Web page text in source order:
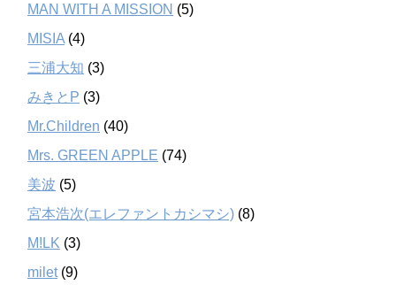
MAN WITH A MISSION (5)
MISIA (4)
三浦大知 (3)
みきとP (3)
Mr.Children (40)
Mrs. GREEN APPLE (74)
美波 (5)
宮本浩次(エレファントカシマシ) (8)
M!LK (3)
milet(9)